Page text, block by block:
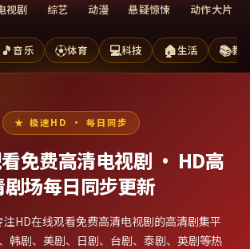
视剧 综艺 动漫 悬疑惊悚 动作大片
🎵音乐 ⚽体育 💻科技 🏠生活 📚教
极速HD · 每日同步
免费高清电视剧 · HD高
剧场每日同步更新
HD在线观看免费高清电视剧的高清剧集平
韩剧、美剧、日剧、台剧、泰剧、英剧等热